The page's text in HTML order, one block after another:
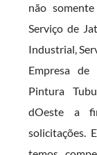
não
Serviço de
Industrial,
Empresa de
Pintura
dOeste a
solicitações.